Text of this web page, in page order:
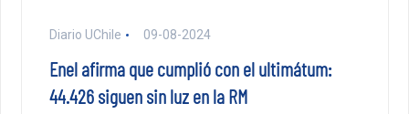
Diario UChile 09-08-2024
Enel afirma que cumplió con el ultimátum:
44.426 siguen sin luz en la RM